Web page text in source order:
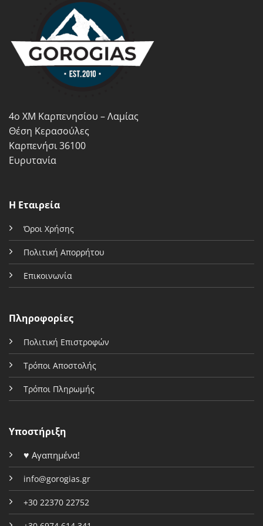
παραλλαγές.
επιλογές
μπορούν
του
προϊόντος
επιλογές
μπορούν
να
4ο ΧΜ Καρπενησίου – Λαμίας
Θέση Κερασούλες
Καρπενήσι 36100
Ευρυτανία
Η Εταιρεία
Όροι Χρήσης
Πολιτική Απορρήτου
Επικοινωνία
Πληροφορίες
Πολιτική Επιστροφών
Τρόποι Αποστολής
Τρόποι Πληρωμής
Υποστήριξη
♥ Αγαπημένα!
info@gorogias.gr
+30 22370 22752